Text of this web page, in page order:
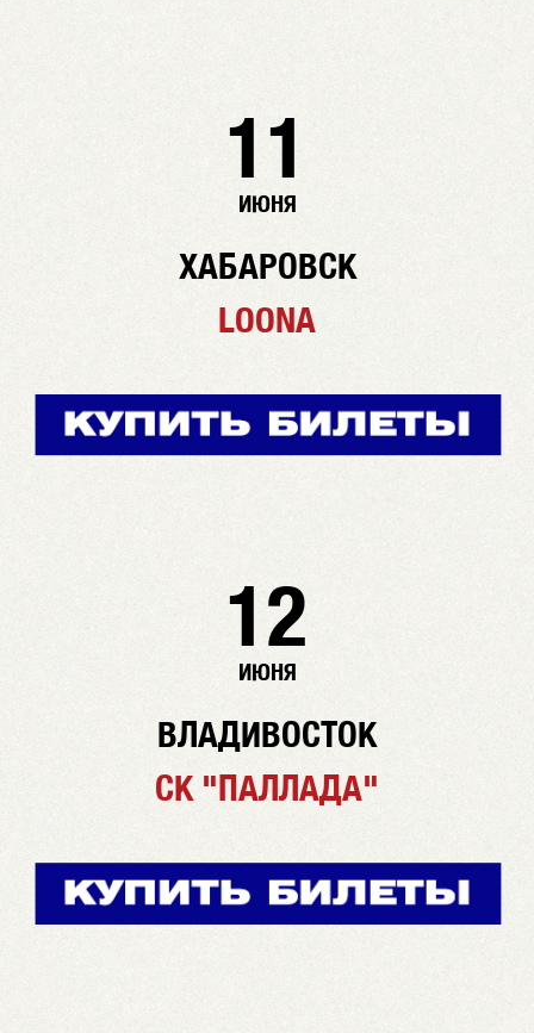
11
ИЮНЯ
ХАБАРОВСК
LOONA
12
ИЮНЯ
ВЛАДИВОСТОК
СК "ПАЛЛАДА"